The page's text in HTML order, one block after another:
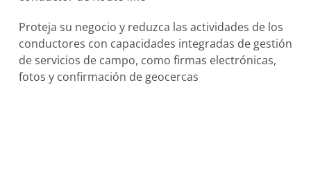
Proteja su negocio y reduzca las actividades de los
conductores con capacidades integradas de gestión
de servicios de campo, como firmas electrónicas,
fotos y confirmación de geocercas